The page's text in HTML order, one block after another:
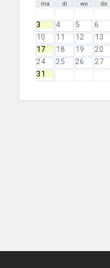
ma di wo do
3
4 5 6
10
11 12 13
17
18 19 20
24
25 26 27
31